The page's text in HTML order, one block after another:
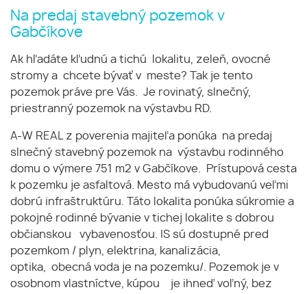
Na predaj stavebný pozemok v
Gabčíkove
Ak hľadáte kľudnú a tichú lokalitu, zeleň, ovocné
stromy a chcete bývať v meste? Tak je tento
pozemok práve pre Vás. Je rovinatý, slnečný,
priestranný pozemok na výstavbu RD.
A-W REAL z poverenia majiteľa ponúka na predaj
slnečný stavebný pozemok na výstavbu rodinného
domu o výmere 751 m2 v Gabčíkove. Prístupová cesta
k pozemku je asfaltová. Mesto má vybudovanú veľmi
dobrú infraštruktúru. Táto lokalita ponúka súkromie a
pokojné rodinné bývanie v tichej lokalite s dobrou
občianskou vybavenosťou. IS sú dostupné pred
pozemkom / plyn, elektrina, kanalizácia,
optika, obecná voda je na pozemku/. Pozemok je v
osobnom vlastníctve, kúpou je ihneď voľný, bez